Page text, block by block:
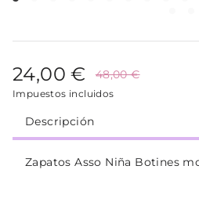
24,00 € 48,00 €
Impuestos incluidos
Descripción
Zapatos Asso Niña Botines